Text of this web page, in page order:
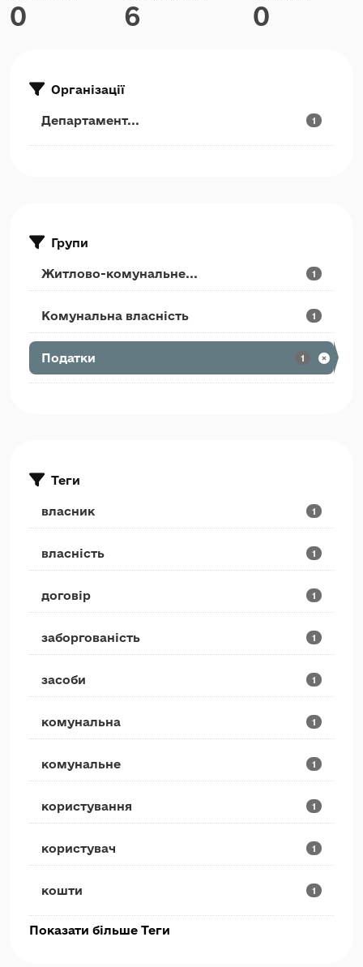
0 6 0
Організації
Департамент... 1
Групи
Житлово-комунальне... 1
Комунальна власність 1
Податки 1
Теги
власник 1
власність 1
договір 1
заборгованість 1
засоби 1
комунальна 1
комунальне 1
користування 1
користувач 1
кошти 1
Показати більше Теги